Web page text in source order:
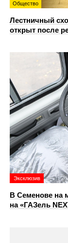
Общество
Лестничный
открыт после
Эксклюзив
В Семенове на
на «ГАЗель